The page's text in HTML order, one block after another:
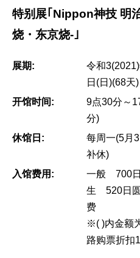
特别展｢Nippon神技 明
烧・东京烧-｣
展期:
令和
日(日)(68天)
开馆时间:
9点30分～
分)
休馆日:
每周一(5月
补休)
入馆费用:
一般 700日
生 520日圆
费
※( )内金额
路购票折扣